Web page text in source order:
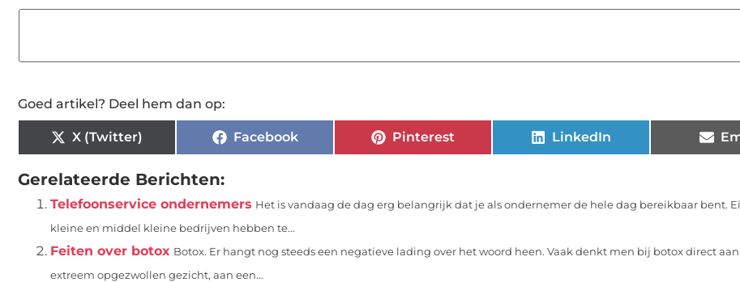
Goed artikel? Deel hem dan op:
X (Twitter) Facebook Pinterest LinkedIn
Gerelateerde Berichten:
Telefoonservice ondernemers Het is vandaag de dag erg belangrijk dat je als ondernemer de hele dag bereikbaar bent.
kleine en middel kleine bedrijven hebben te...
Feiten over botox Botox. Er hangt nog steeds een negatieve lading over het woord heen. Vaak denkt men bij botox direct
extreem opgezwollen gezicht, aan een...